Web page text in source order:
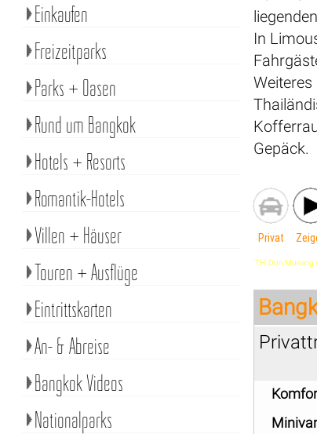
In
Gepäck.
Privat
'TH',Don Mueang
Einkaufen
Freizeitparks
Parks + Oasen
Rund um Bangkok
Hotels + Resorts
Romantik-Hotels
Villen + Häuser
Touren + Ausflüge
Eintrittskarten
An- & Abreise
Bangkok Videos
Nationalparks